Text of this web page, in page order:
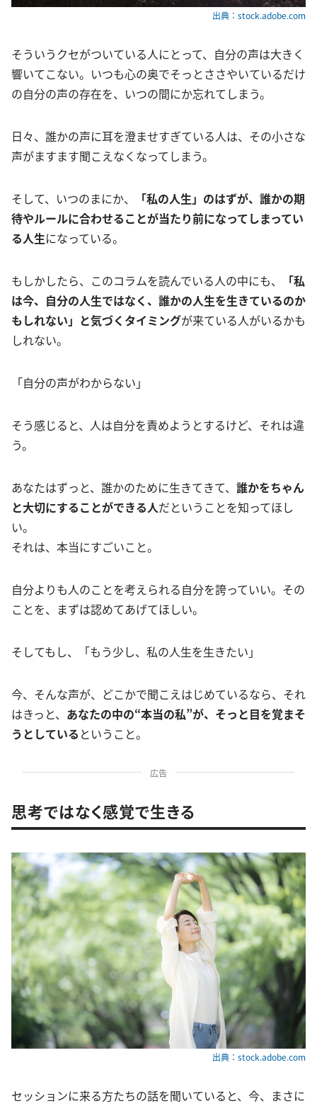
出典：stock.adobe.com
そういうクセがついている人にとって、自分の声は大きく
響いてこない。いつも心の奥でそっとささやいているだけ
の自分の声の存在を、いつの間にか忘れてしまう。
日々、誰かの声に耳を澄ませすぎている人は、その小さな
声がますます聞こえなくなってしまう。
そして、いつのまにか、
「私の人生」のはずが、誰かの期
待やルールに合わせることが当たり前になってしまってい
る人生になっている。
もしかしたら、このコラムを読んでいる人の中にも、
「私
は今、自分の人生ではなく、誰かの人生を生きているのか
もしれない」と気づくタイミングが来ている人がいるかも
しれない。
「自分の声がわからない」
そう感じると、人は自分を責めようとするけど、それは違
う。
あなたはずっと、誰かのために生きてきて、 誰かをちゃん
と大切にすることができる人だということを知ってほし
い。
それは、本当にすごいこと。
自分よりも人のことを考えられる自分を誇っていい。その
ことを、まずは認めてあげてほしい。
そしてもし、「もう少し、私の人生を生きたい」
今、そんな声が、どこかで聞こえはじめているなら、それ
はきっと、 あなたの中の“本当の私”が、そっと目を覚まそ
うとしている ということ。
広告
思考ではなく感覚で生きる
出典：stock.adobe.com
セッションに来る方たちの話を聞いていると、今、まさに